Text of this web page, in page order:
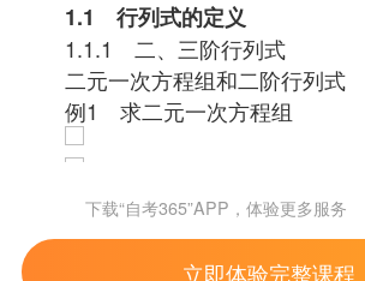
1.1
行列式的定义
1.1.1 二、三阶行列式
二元一次方程组和二阶行列式
例1 求二元一次方程组
例2
。二阶行列式的结果是一
为该二阶行列式的值。
2.二阶行列式与三阶行列式
下载“自考365”APP，体验更多服务
立即体验完整课程